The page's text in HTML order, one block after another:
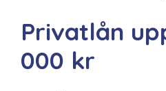
Privatlån
000 kr